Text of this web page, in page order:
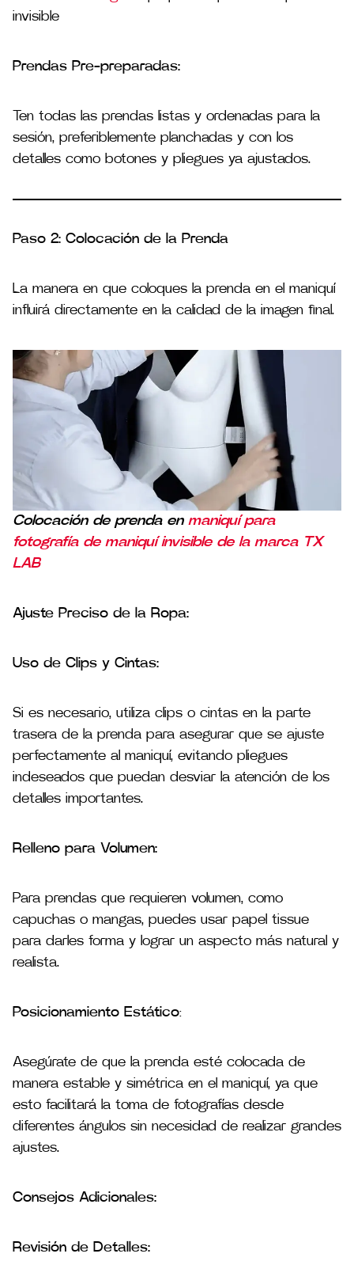
invisible
Prendas Pre-preparadas:
Ten todas las prendas listas y ordenadas para la
sesión, preferiblemente planchadas y con los
detalles como botones y pliegues ya ajustados​.
Paso 2: Colocación de la Prenda
La manera en que coloques la prenda en el maniquí
influirá directamente en la calidad de la imagen final.
Colocación de prenda en maniquí para
fotografía de maniquí invisible de la marca TX
LAB
Ajuste Preciso de la Ropa:
Uso de Clips y Cintas:
Si es necesario, utiliza clips o cintas en la parte
trasera de la prenda para asegurar que se ajuste
perfectamente al maniquí, evitando pliegues
indeseados que puedan desviar la atención de los
detalles importantes​.
Relleno para Volumen:
Para prendas que requieren volumen, como
capuchas o mangas, puedes usar papel tissue
para darles forma y lograr un aspecto más natural y
realista​.
Posicionamiento Estático:
Asegúrate de que la prenda esté colocada de
manera estable y simétrica en el maniquí, ya que
esto facilitará la toma de fotografías desde
diferentes ángulos sin necesidad de realizar grandes
ajustes​.
Consejos Adicionales:
Revisión de Detalles: